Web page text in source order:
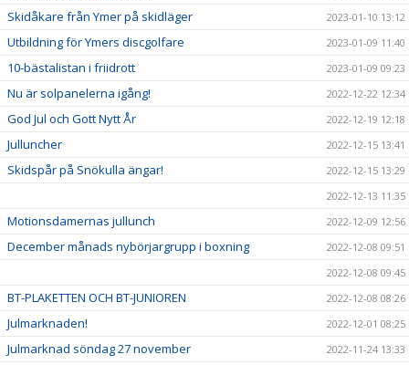
Skidåkare från Ymer på skidläger 2023-01-10 13:12
Utbildning för Ymers discgolfare 2023-01-09 11:40
10-bästalistan i friidrott 2023-01-09 09:23
Nu är solpanelerna igång! 2022-12-22 12:34
God Jul och Gott Nytt År 2022-12-19 12:18
Julluncher 2022-12-15 13:41
Skidspår på Snökulla ängar!
2022-12-15 13:29
2022-12-13 11:35
Motionsdamernas jullunch 2022-12-09 12:56
December månads nybörjargrupp i boxning
2022-12-08 09:51
2022-12-08 09:45
BT-PLAKETTEN OCH BT-JUNIOREN 2022-12-08 08:26
Julmarknaden! 2022-12-01 08:25
Julmarknad söndag 27 november 2022-11-24 13:33